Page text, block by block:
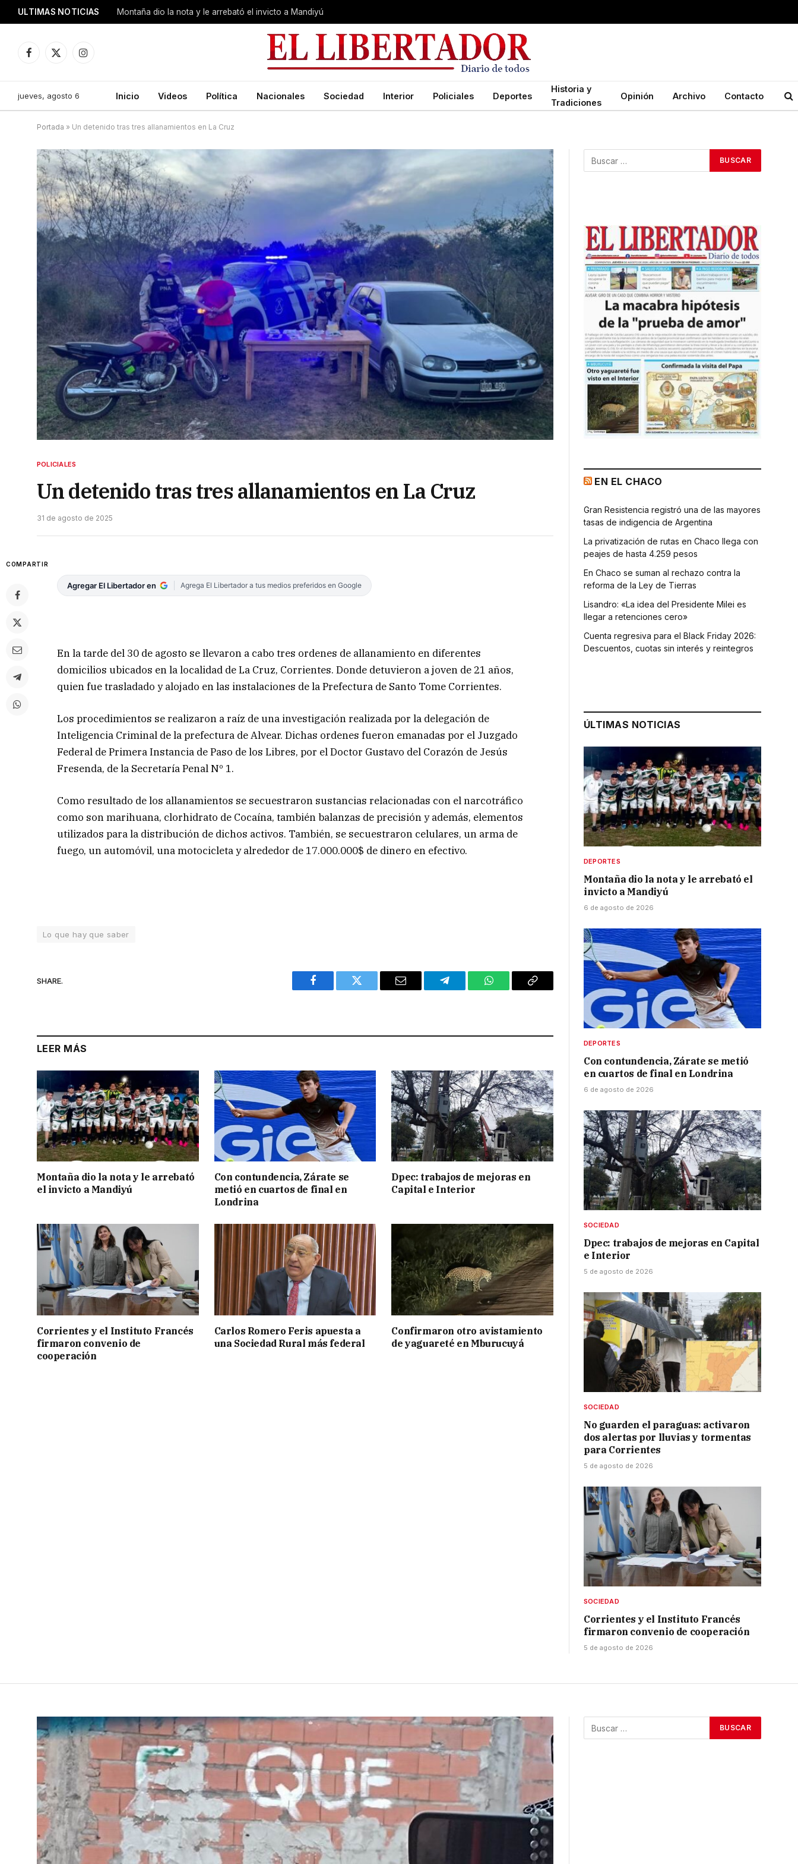
ULTIMAS NOTICIAS Montaña dio la nota y le arrebató el invicto a Mandiyú
Facebook
X
Instagram
jueves, agosto 6 Inicio Videos Política Nacionales Sociedad Interior Policiales Deportes
Historia y
Tradiciones
Opinión Archivo Contacto
Portada » Un detenido tras tres allanamientos en La Cruz
POLICIALES
Un detenido tras tres allanamientos en La Cruz
31 de agosto de 2025
COMPARTIR
Agregar El Libertador en Agrega El Libertador a tus medios preferidos en Google
En la tarde del 30 de agosto se llevaron a cabo tres ordenes de allanamiento en diferentes
domicilios ubicados en la localidad de La Cruz, Corrientes. Donde detuvieron a joven de 21 años,
quien fue trasladado y alojado en las instalaciones de la Prefectura de Santo Tome Corrientes.
Los procedimientos se realizaron a raíz de una investigación realizada por la delegación de
Inteligencia Criminal de la prefectura de Alvear. Dichas ordenes fueron emanadas por el Juzgado
Federal de Primera Instancia de Paso de los Libres, por el Doctor Gustavo del Corazón de Jesús
Fresenda, de la Secretaría Penal Nº 1.
Como resultado de los allanamientos se secuestraron sustancias relacionadas con el narcotráfico
como son marihuana, clorhidrato de Cocaína, también balanzas de precisión y además, elementos
utilizados para la distribución de dichos activos. También, se secuestraron celulares, un arma de
fuego, un automóvil, una motocicleta y alrededor de 17.000.000$ de dinero en efectivo.
Lo que hay que saber
SHARE.
Facebook Twitter Email Telegram WhatsAppCopy
LEER MÁS
Montaña dio la nota y le arrebató
el invicto a Mandiyú
Con contundencia, Zárate se
metió en cuartos de final en
Londrina
Dpec: trabajos de mejoras en
Capital e Interior
Corrientes y el Instituto Francés
firmaron convenio de
cooperación
Carlos Romero Feris apuesta a
una Sociedad Rural más federal
Confirmaron otro avistamiento
de yaguareté en Mburucuyá
EN EL CHACO
Gran Resistencia registró una de las mayores
tasas de indigencia de Argentina
La privatización de rutas en Chaco llega con
peajes de hasta 4.259 pesos
En Chaco se suman al rechazo contra la
reforma de la Ley de Tierras
Lisandro: «La idea del Presidente Milei es
llegar a retenciones cero»
Cuenta regresiva para el Black Friday 2026:
Descuentos, cuotas sin interés y reintegros
ÚLTIMAS NOTICIAS
DEPORTES
Montaña dio la nota y le arrebató el
invicto a Mandiyú
6 de agosto de 2026
DEPORTES
Con contundencia, Zárate se metió
en cuartos de final en Londrina
6 de agosto de 2026
SOCIEDAD
Dpec: trabajos de mejoras en Capital
e Interior
5 de agosto de 2026
SOCIEDAD
No guarden el paraguas: activaron
dos alertas por lluvias y tormentas
para Corrientes
5 de agosto de 2026
SOCIEDAD
Corrientes y el Instituto Francés
firmaron convenio de cooperación
5 de agosto de 2026